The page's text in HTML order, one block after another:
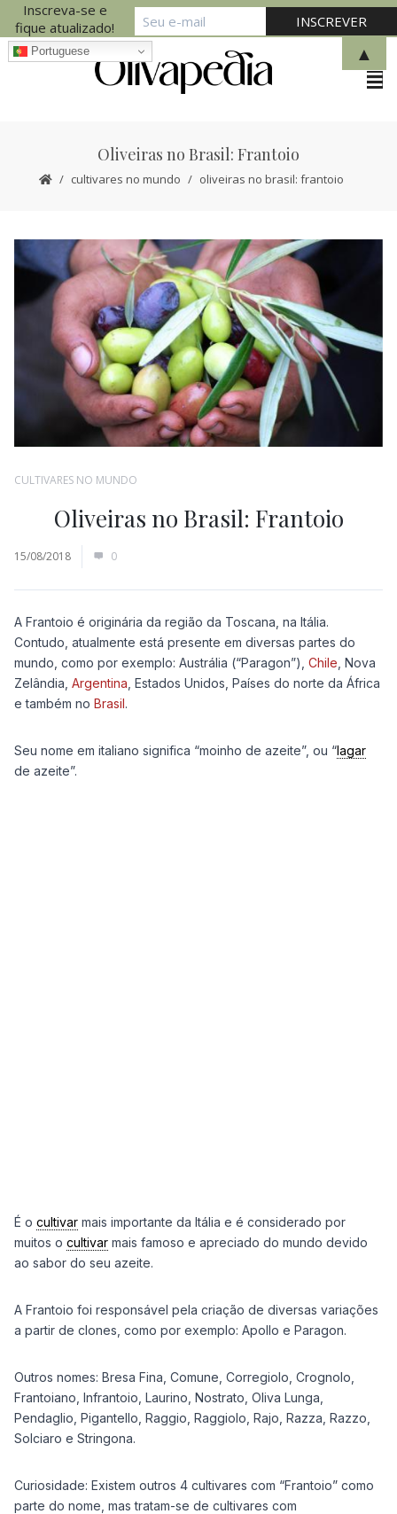
Oliveiras no Brasil: Frantoio
cultivares no mundo oliveiras no brasil: frantoio
CULTIVARES NO MUNDO
Oliveiras no Brasil: Frantoio
15/08/2018 0
A Frantoio é originária da região da Toscana, na Itália.
Contudo, atualmente está presente em diversas partes do
mundo, como por exemplo: Austrália (“Paragon”), Chile , Nova
Zelândia, Argentina , Estados Unidos, Países do norte da África
e também no Brasil.
Seu nome em italiano significa “moinho de azeite”, ou “lagar
de azeite”.
É o cultivar mais importante da Itália e é considerado por
muitos o cultivar mais famoso e apreciado do mundo devido
ao sabor do seu azeite.
A Frantoio foi responsável pela criação de diversas variações
a partir de clones, como por exemplo: Apollo e Paragon.
Outros nomes: Bresa Fina, Comune, Corregiolo, Crognolo,
Frantoiano, Infrantoio, Laurino, Nostrato, Oliva Lunga,
Pendaglio, Pigantello, Raggio, Raggiolo, Rajo, Razza, Razzo,
Solciaro e Stringona.
Curiosidade: Existem outros 4 cultivares com “Frantoio” como
parte do nome, mas tratam-se de cultivares com
Inscreva-se e
fique atualizado!
▲
Portuguese